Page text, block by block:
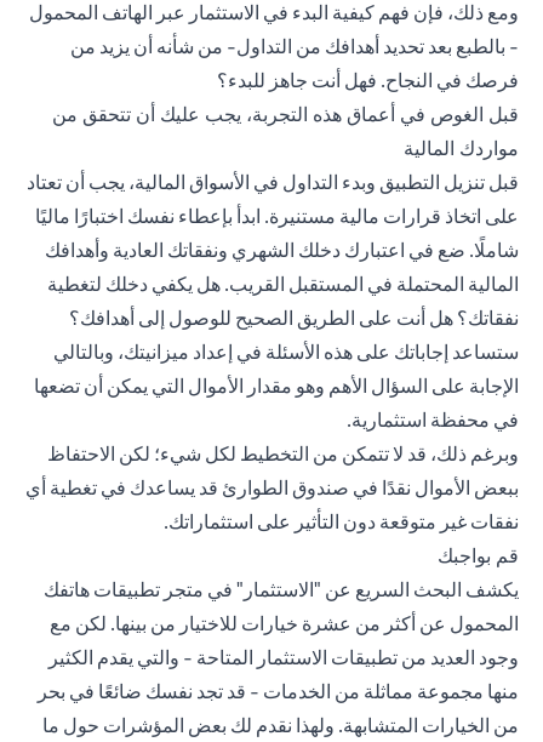
ومع ذلك، فإن فهم كيفية البدء في الاستثمار عبر الهاتف المحمول
- بالطبع بعد تحديد أهدافك من التداول- من شأنه أن يزيد من
فرصك في النجاح. فهل أنت جاهز للبدء؟
قبل الغوص في أعماق هذه التجربة، يجب عليك أن تتحقق من
مواردك المالية
قبل تنزيل التطبيق وبدء التداول في الأسواق المالية، يجب أن تعتاد
على اتخاذ قرارات مالية مستنيرة. ابدأ بإعطاء نفسك اختبارًا ماليًا
شاملًا. ضع في اعتبارك دخلك الشهري ونفقاتك العادية وأهدافك
المالية المحتملة في المستقبل القريب. هل يكفي دخلك لتغطية
نفقاتك؟ هل أنت على الطريق الصحيح للوصول إلى أهدافك؟
ستساعد إجاباتك على هذه الأسئلة في إعداد ميزانيتك، وبالتالي
الإجابة على السؤال الأهم وهو مقدار الأموال التي يمكن أن تضعها
في محفظة استثمارية.
وبرغم ذلك، قد لا تتمكن من التخطيط لكل شيء؛ لكن الاحتفاظ
ببعض الأموال نقدًا في صندوق الطوارئ قد يساعدك في تغطية أي
نفقات غير متوقعة دون التأثير على استثماراتك.
قم بواجبك
يكشف البحث السريع عن "الاستثمار" في متجر تطبيقات هاتفك
المحمول عن أكثر من عشرة خيارات للاختيار من بينها. لكن مع
وجود العديد من تطبيقات الاستثمار المتاحة - والتي يقدم الكثير
منها مجموعة مماثلة من الخدمات - قد تجد نفسك ضائعًا في بحر
من الخيارات المتشابهة. ولهذا نقدم لك بعض المؤشرات حول ما